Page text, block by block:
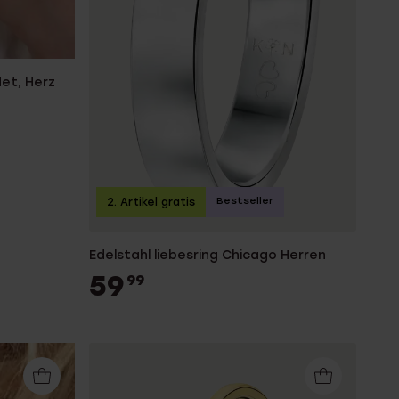
Herz
Edelstahl liebesring Chicago Herren
59 99
2. Artikel gratis Bestseller